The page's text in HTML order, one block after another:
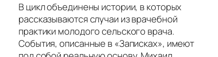
В цикл объединены истории, в которых
рассказываются случаи из врачебной
практики молодого сельского врача.
События, описанные в «Записках», имеют